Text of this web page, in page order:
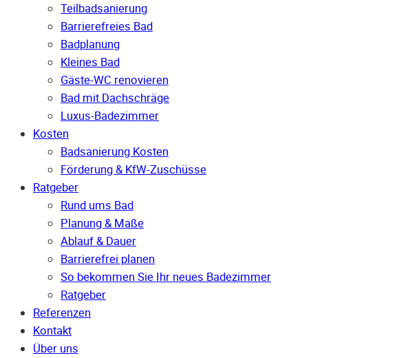
Teilbadsanierung
Barrierefreies Bad
Badplanung
Kleines Bad
Gäste-WC renovieren
Bad mit Dachschräge
Luxus-Badezimmer
Kosten
Badsanierung Kosten
Förderung & KfW-Zuschüsse
Ratgeber
Rund ums Bad
Planung & Maße
Ablauf & Dauer
Barrierefrei planen
So bekommen Sie Ihr neues Badezimmer
Ratgeber
Referenzen
Kontakt
Über uns